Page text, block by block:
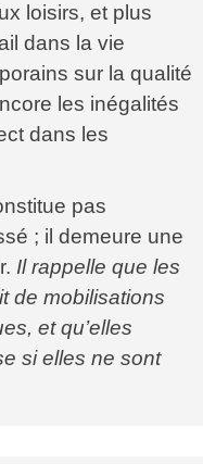
loisirs, et plus
dans la vie
sur la qualité
les inégalités
dans les
pas
; il demeure une
Il rappelle que les
de mobilisations
et qu’elles
si elles ne sont